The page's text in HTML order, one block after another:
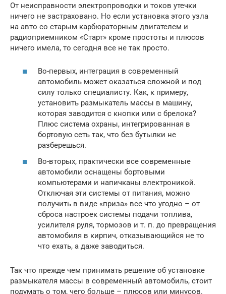
От неисправности электропроводки и токов утечки
ничего не застраховано. Но если установка этого узла
на авто со старым карбюраторным двигателем и
радиоприемником «Старт» кроме простоты и плюсов
ничего имела, то сегодня все не так просто.
Во-первых, интеграция в современный
автомобиль может оказаться сложной и под
силу только специалисту. Как, к примеру,
установить размыкатель массы в машину,
которая заводится с кнопки или с брелока?
Плюс система охраны, интегрированная в
бортовую сеть так, что без бутылки не
разберешься.
Во-вторых, практически все современные
автомобили оснащены бортовыми
компьютерами и напичканы электроникой.
Отключая эти системы от питания, можно
получить в виде «приза» все что угодно – от
сброса настроек системы подачи топлива,
усилителя руля, тормозов и т. п. до превращения
автомобиля в кирпич, отказывающийся не то
что ехать, а даже заводиться.
Так что прежде чем принимать решение об установке
размыкателя массы в современный автомобиль, стоит
подумать о том, чего больше – плюсов или минусов.